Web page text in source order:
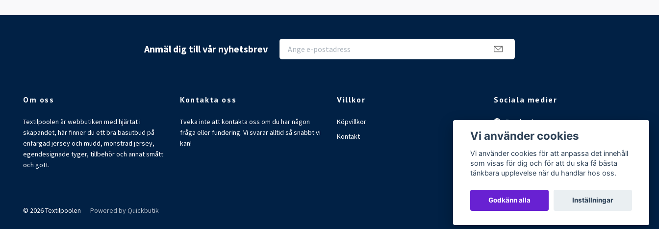
Anmäl dig till vår nyhetsbrev
Om oss
Textilpoolen är webbutiken med hjärtat i
skapandet, här finner du ett bra basutbud på
enfärgad jersey och mudd, mönstrad jersey,
egendesignade tyger, tillbehör och annat smått
och gott.
Kontakta oss
Tveka inte att kontakta oss om du har någon
fråga eller fundering. Vi svarar alltid så snabbt vi
kan!
Villkor
Köpvillkor
Kontakt
Sociala medier
Facebook
Instagram
© 2026 Textilpoolen Powered by Quickbutik
Vi använder cookies
Vi använder cookies för att anpassa det innehåll
som visas för dig och för att du ska få bästa
tänkbara upplevelse när du handlar hos oss.
Godkänn alla Inställningar